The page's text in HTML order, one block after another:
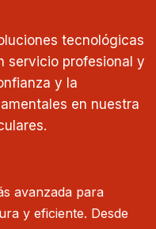
tecnológicas
servicio profesional y
y la
en nuestra
avanzada para
y eficiente. Desde